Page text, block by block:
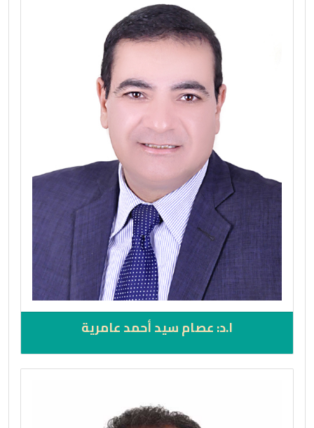
ا.د: عصام سيد أحمد عامرية